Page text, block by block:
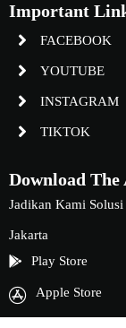
Important
FACEBOOK
YOUTUBE
INSTAGRAM
TIKTOK
Download The
Jadikan Kami
Jakarta
Play Store
Apple Store